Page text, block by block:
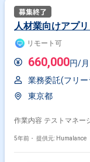
人材業向けアプ
リモート可
660,000円/月
業務委託(フリー
東京都
作業内容 テストマネー
5年前・ 提供元: Humalance